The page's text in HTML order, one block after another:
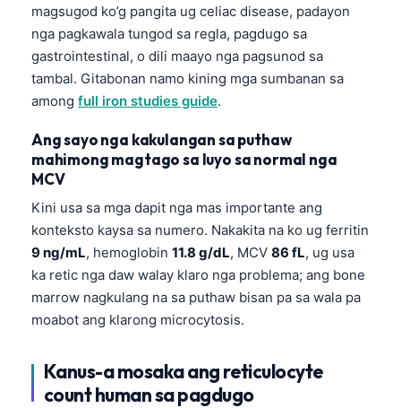
magsugod ko’g pangita ug celiac disease, padayon
nga pagkawala tungod sa regla, pagdugo sa
gastrointestinal, o dili maayo nga pagsunod sa
tambal. Gitabonan namo kining mga sumbanan sa
among full iron studies guide.
Ang sayo nga kakulangan sa puthaw
mahimong magtago sa luyo sa normal nga
MCV
Kini usa sa mga dapit nga mas importante ang
konteksto kaysa sa numero. Nakakita na ko ug ferritin
9 ng/mL, hemoglobin 11.8 g/dL, MCV 86 fL, ug usa
ka retic nga daw walay klaro nga problema; ang bone
marrow nagkulang na sa puthaw bisan pa sa wala pa
moabot ang klarong microcytosis.
Kanus-a mosaka ang reticulocyte
count human sa pagdugo